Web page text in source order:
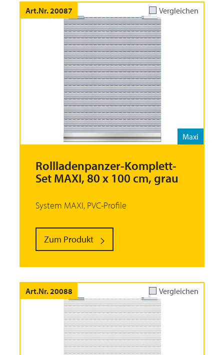
Art.Nr. 20087 Vergleichen
Maxi
Rollladenpanzer-Komplett-
Set MAXI, 80 x 100 cm, grau
System MAXI, PVC-Profile
Zum Produkt
Art.Nr. 20088 Vergleichen